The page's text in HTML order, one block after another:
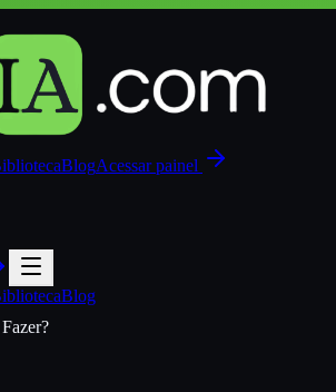
BlogAcessar painel
Blog